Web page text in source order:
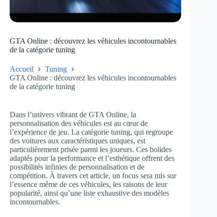
GTA Online : découvrez les véhicules incontournables
de la catégorie tuning
Accueil
Tuning
GTA Online : découvrez les véhicules incontournables
de la catégorie tuning
Dans l’univers vibrant de GTA Online, la
personnalisation des véhicules est au cœur de
l’expérience de jeu. La catégorie tuning, qui regroupe
des voitures aux caractéristiques uniques, est
particulièrement prisée parmi les joueurs. Ces bolides
adaptés pour la performance et l’esthétique offrent des
possibilités infinies de personnalisation et de
compétition. À travers cet article, un focus sera mis sur
l’essence même de ces véhicules, les raisons de leur
popularité, ainsi qu’une liste exhaustive des modèles
incontournables.